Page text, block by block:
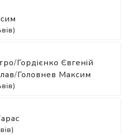
/Гордієнко Євгеній
/Головнев Максим